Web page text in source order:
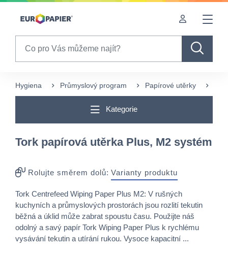
Table Of Content
Často nakupované s tímto produktem
Hygiena Průmyslový program Papírové utěrky
Kategorie
Tork papírová utěrka Plus, M2 systém
Rolujte směrem dolů: Varianty produktu
Tork Centrefeed Wiping Paper Plus M2: V rušných
kuchyních a průmyslových prostorách jsou rozlití tekutin
běžná a úklid může zabrat spoustu času. Použijte náš
odolný a savý papír Tork Wiping Paper Plus k rychlému
vysávání tekutin a utírání rukou. Vysoce kapacitní ...